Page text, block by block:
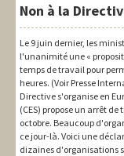
Syndical
Social
Thèmes
Non à la
Le 9 juin dernier, les
l'unanimité une «
temps de travail pour
heures. (Voir Presse
Directive s'organise en
(CES) propose un arrêt
octobre. Beaucoup
ce jour-là. Voici une
dizaines d'organisations